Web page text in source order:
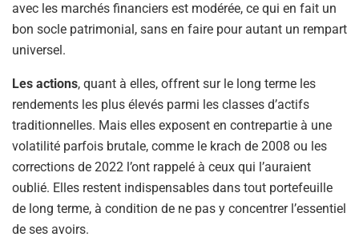
avec les marchés financiers est modérée, ce qui en fait un
bon socle patrimonial, sans en faire pour autant un rempart
universel.
Les actions, quant à elles, offrent sur le long terme les
rendements les plus élevés parmi les classes d’actifs
traditionnelles. Mais elles exposent en contrepartie à une
volatilité parfois brutale, comme le krach de 2008 ou les
corrections de 2022 l’ont rappelé à ceux qui l’auraient
oublié. Elles restent indispensables dans tout portefeuille
de long terme, à condition de ne pas y concentrer l’essentiel
de ses avoirs.